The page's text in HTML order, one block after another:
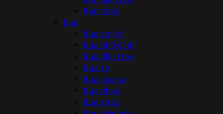
Kìm khác
Búa
Búa cơ khí
Búa nhổ đinh
Búa đầu tròn
Búa tạ
Búa cao su
Búa nhựa
Búa khác